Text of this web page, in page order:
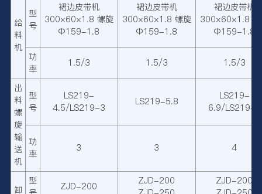
给
料
机
型
号
裙边皮带机
300×60×1.8 螺旋
Φ159-1.8
裙边皮带机
300×60×1.8 螺旋
Φ159-1.8
裙边皮带机
300×60×1.8 螺
Φ159-1.8
功
率
1.5/3 1.5/3 1.5/3
出
料
螺
旋
输
送
机
型
号
LS219-
4.5/LS219-3
LS219-5.8
LS219-
6.9/LS219-5
功
率
3 3 4
卸
型
ZJD-200
ZJD-200
ZJD-200